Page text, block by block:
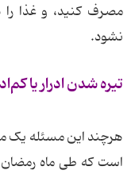
مصرف کنید، و غذا را
نشود.
تیره شدن ادرار یا
هرچند این مسئله یک
است که طی ماه رمضان